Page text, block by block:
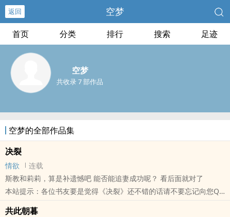
返回 空梦
首页 分类 排行 搜索 足迹
空梦
共收录 7 部作品
空梦的全部作品集
决裂
情欲
连载
斯教和莉莉，算是补遗憾吧 能否能追妻成功呢？ 看后面就对了
本站提示：各位书友要是觉得《决裂》还不错的话请不要忘记向您QQ
共此朝暮